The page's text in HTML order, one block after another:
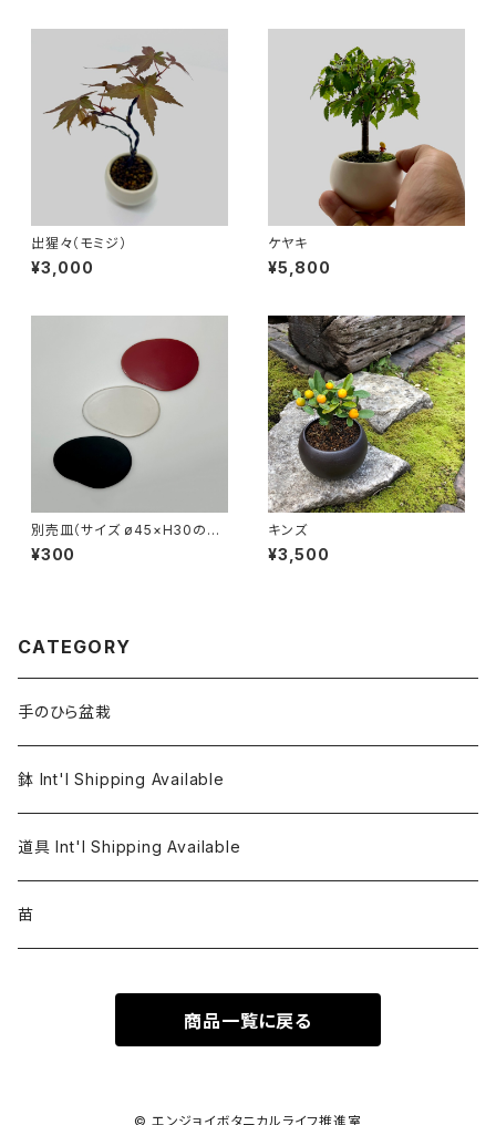
出猩々（モミジ）
¥3,000
ケヤキ
¥5,800
別売皿（サイズ ø45×H30の器
用）
¥300
キンズ
¥3,500
CATEGORY
手のひら盆栽
鉢 Int'l Shipping Available
道具 Int'l Shipping Available
苗
商品一覧に戻る
© エンジョイボタニカルライフ推進室